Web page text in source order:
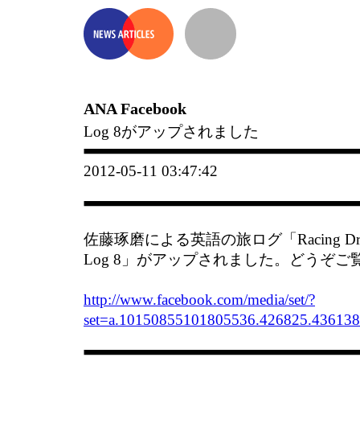
ANA Facebook
Log 8がアップされました
2012-05-11 03:47:42
佐藤琢磨による英語の旅ログ「Racing
Log 8」がアップされました。どうぞご
http://www.facebook.com/media/set/?